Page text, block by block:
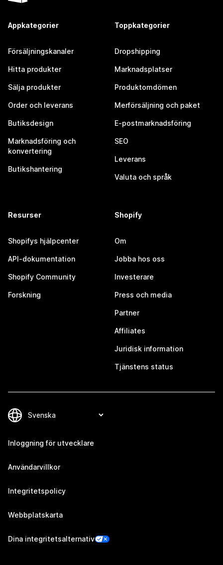
Appkategorier
Försäljningskanaler
Hitta produkter
Sälja produkter
Order och leverans
Butiksdesign
Marknadsföring och
konvertering
Butikshantering
Toppkategorier
Dropshipping
Marknadsplatser
Produktomdömen
Merförsäljning och paket
E-postmarknadsföring
SEO
Leverans
Valuta och språk
Resurser
Shopifys hjälpcenter
API-dokumentation
Shopify Community
Forskning
Shopify
Om
Jobba hos oss
Investerare
Press och media
Partner
Affiliates
Juridisk information
Tjänstens status
Inloggning för utvecklare
Användarvillkor
Integritetspolicy
Webbplatskarta
Dina integritetsalternativ